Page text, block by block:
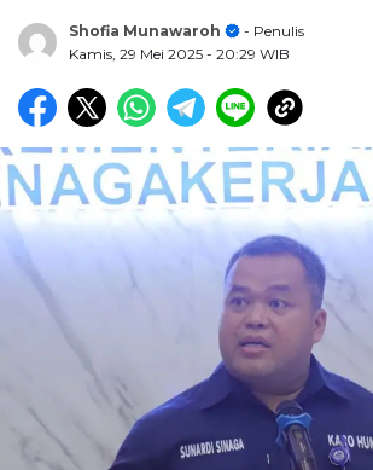
Shofia Munawaroh
- Penulis
Kamis, 29 Mei 2025 - 20:29 WIB